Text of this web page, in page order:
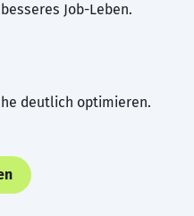
Job-Leben.
deutlich optimieren.